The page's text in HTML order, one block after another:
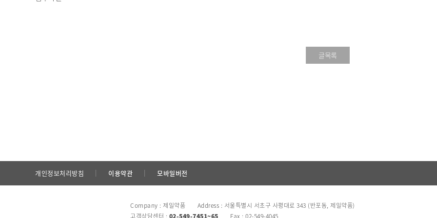
글목록
개인정보처리방침 이용약관 모바일버전
Company : 제일약품 Address : 서울특별시 서초구 사평대로 343 (반포동, 제일약품)
고객상담센터 : 02-549-7451~65 Fax : 02-549-4045